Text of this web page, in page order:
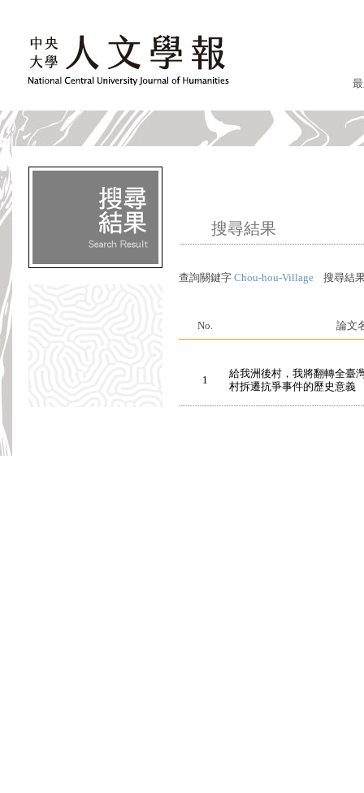
搜尋結果
查詢關鍵字 Chou-hou-Village 搜尋結
No. 論文
1
給我洲後村，我將翻轉全臺
村拆遷抗爭事件的歷史意義